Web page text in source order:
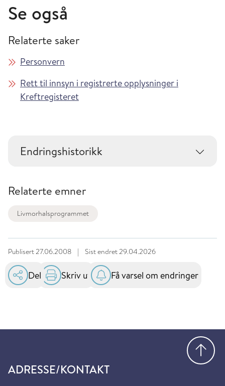
Se også
Relaterte saker
Personvern
Rett til innsyn i registrerte opplysninger i
Kreftregisteret
Endringshistorikk
Relaterte emner
Livmorhalsprogrammet
Publisert27.06.2008 | Sist endret29.04.2026
Del Skriv ut Få varsel om endringer
ADRESSE/KONTAKT